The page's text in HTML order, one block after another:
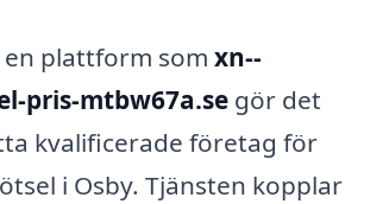
plattform som xn--
pris-mtbw67a.se gör det
kvalificerade företag för
i Osby. Tjänsten kopplar